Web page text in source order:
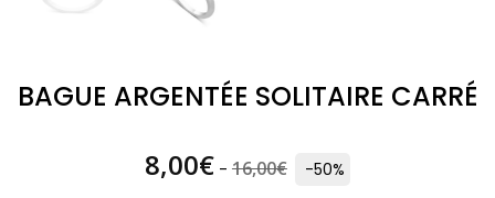
BAGUE ARGENTÉE SOLITAIRE CARRÉ
8,00€ - 16,00€ -50%